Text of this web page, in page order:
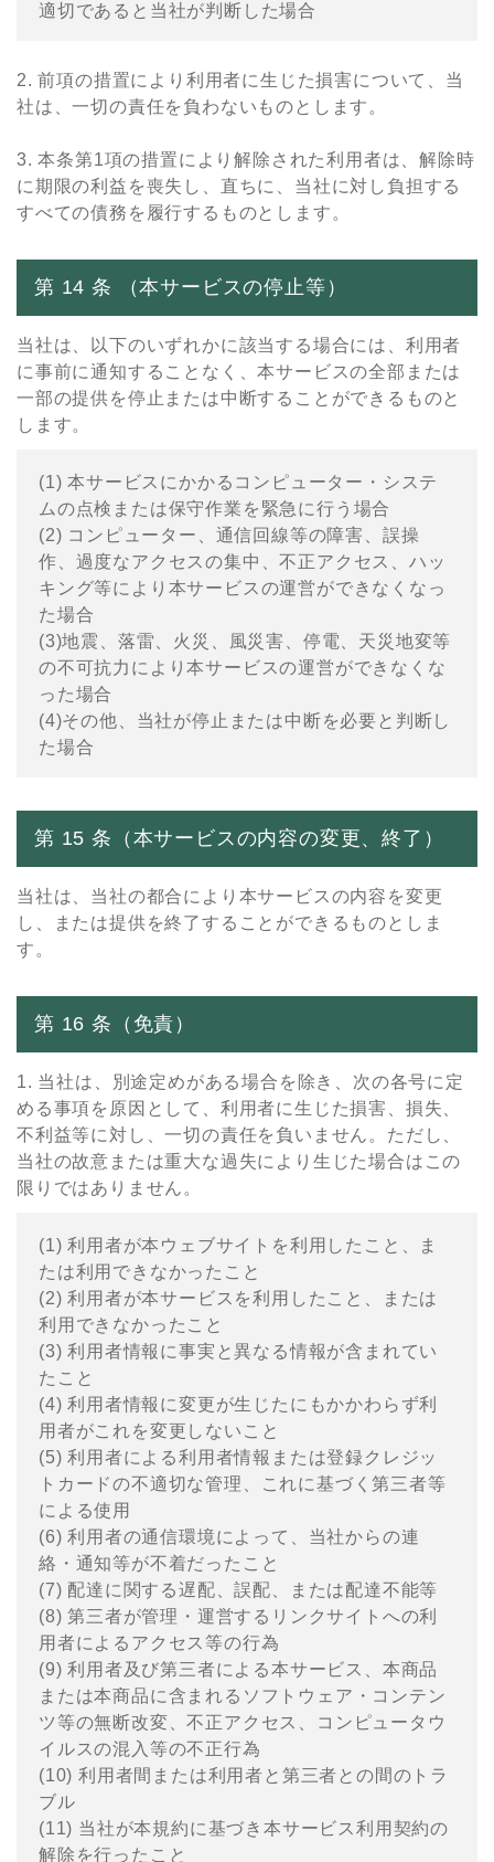
適切であると当社が判断した場合
2. 前項の措置により利⽤者に⽣じた損害について、当
社は、⼀切の責任を負わないものとします。
3. 本条第1項の措置により解除された利⽤者は、解除時
に期限の利益を喪失し、直ちに、当社に対し負担する
すべての債務を履⾏するものとします。
第 14 条 （本サービスの停⽌等）
当社は、以下のいずれかに該当する場合には、利⽤者
に事前に通知することなく、本サービスの全部または
⼀部の提供を停⽌または中断することができるものと
します。
(1) 本サービスにかかるコンピューター・システ
ムの点検または保守作業を緊急に⾏う場合
(2) コンピューター、通信回線等の障害、誤操
作、過度なアクセスの集中、不正アクセス、ハッ
キング等により本サービスの運営ができなくなっ
た場合
(3)地震、落雷、⽕災、⾵災害、停電、天災地変等
の不可抗⼒により本サービスの運営ができなくな
った場合
(4)その他、当社が停⽌または中断を必要と判断し
た場合
第 15 条（本サービスの内容の変更、終了）
当社は、当社の都合により本サービスの内容を変更
し、または提供を終了することができるものとしま
す。
第 16 条（免責）
1. 当社は、別途定めがある場合を除き、次の各号に定
める事項を原因として、利⽤者に⽣じた損害、損失、
不利益等に対し、⼀切の責任を負いません。ただし、
当社の故意または重⼤な過失により⽣じた場合はこの
限りではありません。
(1) 利⽤者が本ウェブサイトを利⽤したこと、ま
たは利⽤できなかったこと
(2) 利⽤者が本サービスを利⽤したこと、または
利⽤できなかったこと
(3) 利⽤者情報に事実と異なる情報が含まれてい
たこと
(4) 利⽤者情報に変更が⽣じたにもかかわらず利
⽤者がこれを変更しないこと
(5) 利⽤者による利⽤者情報または登録クレジッ
トカードの不適切な管理、これに基づく第三者等
による使⽤
(6) 利⽤者の通信環境によって、当社からの連
絡・通知等が不着だったこと
(7) 配達に関する遅配、誤配、または配達不能等
(8) 第三者が管理・運営するリンクサイトへの利
⽤者によるアクセス等の⾏為
(9) 利⽤者及び第三者による本サービス、本商品
または本商品に含まれるソフトウェア・コンテン
ツ等の無断改変、不正アクセス、コンピュータウ
イルスの混⼊等の不正⾏為
(10) 利⽤者間または利⽤者と第三者との間のトラ
ブル
(11) 当社が本規約に基づき本サービス利⽤契約の
解除を⾏ったこと